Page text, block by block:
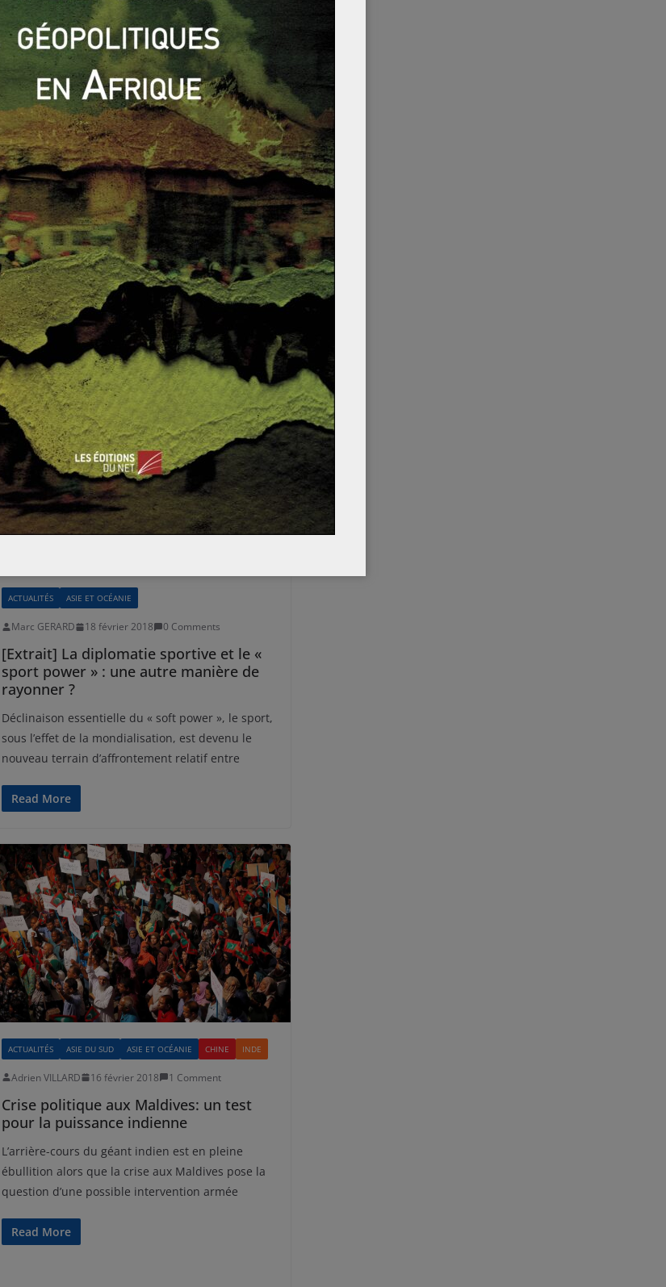
1939 - 1973 ASIE DU NORD-EST
ASIE ET OCÉANIE
EVÉNEMENTS
EX-MONDE SOCIALISTE
Fabien HERBERT 21 février 2018 1 Comment
L’idéologie nord-coréenne Juche, au-
delà du communisme
Souvent réduit à la position d’État satellite de
l’URSS, puis considéré comme le dernier régime
stalinien au monde, la République
Read More
ACTUALITÉS ASIE ET OCÉANIE
Marc GERARD 18 février 2018 0 Comments
[Extrait] La diplomatie sportive et le «
sport power » : une autre manière de
rayonner ?
Déclinaison essentielle du « soft power », le sport,
sous l’effet de la mondialisation, est devenu le
nouveau terrain d’affrontement relatif entre
Read More
ACTUALITÉS ASIE DU SUD ASIE ET OCÉANIE CHINE INDE
Adrien VILLARD 16 février 2018 1 Comment
Crise politique aux Maldives: un test
pour la puissance indienne
L’arrière-cours du géant indien est en pleine
ébullition alors que la crise aux Maldives pose la
question d’une possible intervention armée
Read More